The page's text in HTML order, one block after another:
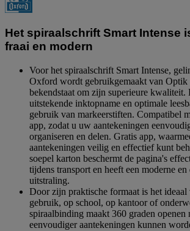
Het spiraalschrift Smart Intense
fraai en modern
Voor het spiraalschrift Smart Intense,
Oxford wordt gebruikgemaakt van Optik
bekendstaat om zijn superieure
uitstekende inktopname en optimale
gebruik van markeerstiften. Compatibel
app, zodat u uw aantekeningen
organiseren en delen. Gratis app,
aantekeningen veilig en effectief kunt
soepel karton beschermt de pagina's
tijdens transport en heeft een moderne
uitstraling.
Door zijn praktische formaat is het
gebruik, op school, op kantoor of
spiraalbinding maakt 360 graden
eenvoudiger aantekeningen kunnen